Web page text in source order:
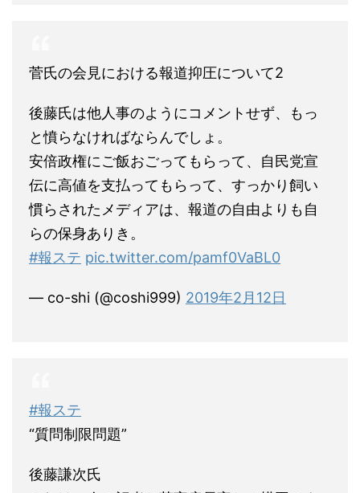
菅氏の会見における報道抑圧について2
後藤氏は他人事のようにコメントせず、もっ
と憤らなければならんでしょ。
安倍政権にご飯おごってもらって、自民党宣
伝に高値を支払ってもらって、すっかり飼い
慣らされたメディアは、報道の自由よりも自
らの保身ありき。
#報ステ pic.twitter.com/pamf0VaBL0
— co-shi (@coshi999) 2019年2月12日
#報ステ
“質問制限問題”
後藤謙次氏